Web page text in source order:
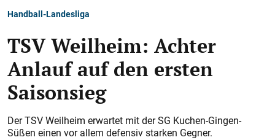
Handball-Landesliga
TSV Weilheim: Achter
Anlauf auf den ersten
Saisonsieg
Der TSV Weilheim erwartet mit der SG Kuchen-Gingen-
Süßen einen vor allem defensiv starken Gegner.